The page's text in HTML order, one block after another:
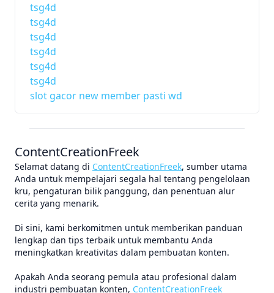
tsg4d
tsg4d
tsg4d
tsg4d
tsg4d
tsg4d
slot gacor new member pasti wd
ContentCreationFreek
Selamat datang di ContentCreationFreek, sumber utama
Anda untuk mempelajari segala hal tentang pengelolaan
kru, pengaturan bilik panggung, dan penentuan alur
cerita yang menarik.
Di sini, kami berkomitmen untuk memberikan panduan
lengkap dan tips terbaik untuk membantu Anda
meningkatkan kreativitas dalam pembuatan konten.
Apakah Anda seorang pemula atau profesional dalam
industri pembuatan konten, ContentCreationFreek